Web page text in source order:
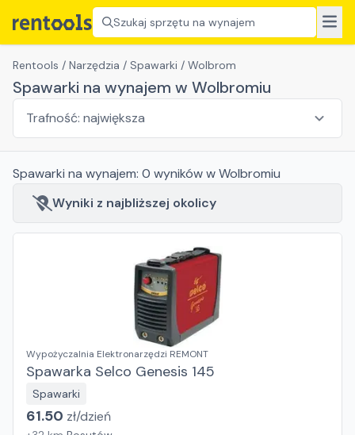
Szukaj sprzętu na wynajem
Rentools / Narzędzia / Spawarki / Wolbrom
Spawarki na wynajem w Wolbromiu
Spawarki na wynajem: 0 wynikóww Wolbromiu
Wyniki z najbliższej okolicy
Wypożyczalnia Elektronarzędzi REMONT
Spawarka Selco Genesis 145
Spawarki
61.50 zł/dzień